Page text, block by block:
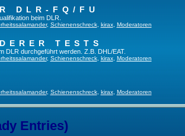
DLR-FQ/FU
beim DLR.
, Schienenschreck, kirax, Moderatoren
TESTS
DLR durchgeführt werden. Z.B. DHL/EAT.
, Schienenschreck, kirax, Moderatoren
, Schienenschreck, kirax, Moderatoren
Entries)